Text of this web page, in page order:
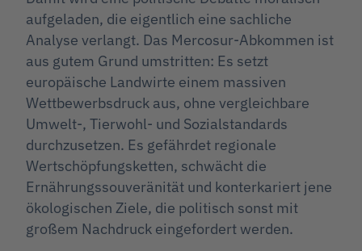
aufgeladen, die eigentlich eine sachliche
Analyse verlangt. Das Mercosur-Abkommen ist
aus gutem Grund umstritten: Es setzt
europäische Landwirte einem massiven
Wettbewerbsdruck aus, ohne vergleichbare
Umwelt-, Tierwohl- und Sozialstandards
durchzusetzen. Es gefährdet regionale
Wertschöpfungsketten, schwächt die
Ernährungssouveränität und konterkariert jene
ökologischen Ziele, die politisch sonst mit
großem Nachdruck eingefordert werden.